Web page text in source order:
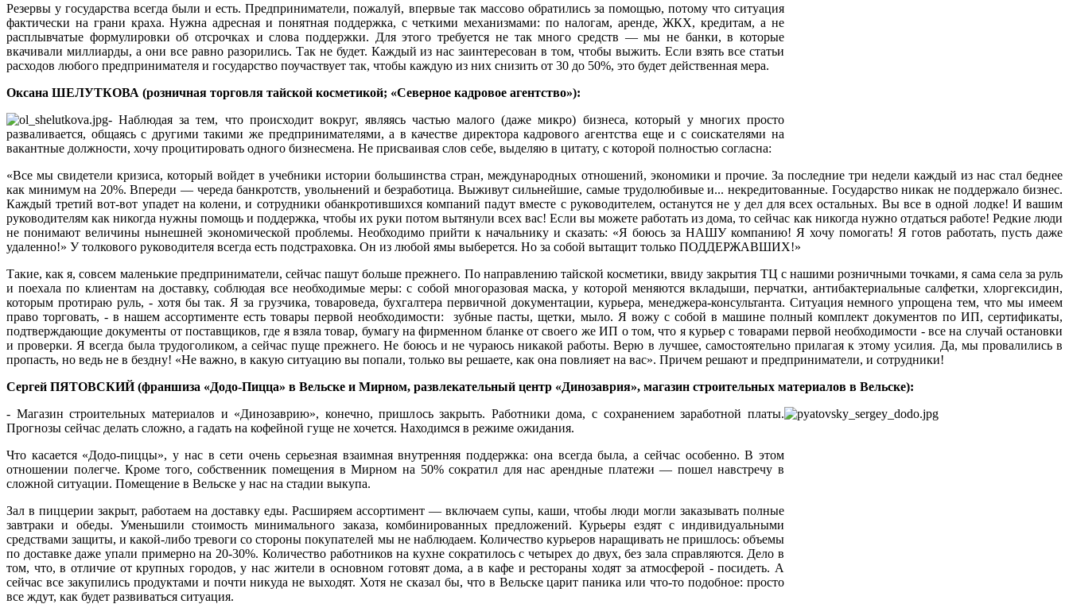
Резервы у государства всегда были и есть. Предприниматели, пожалуй, впервые так массово обратились за помощью, потому что ситуация
фактически на грани краха. Нужна адресная и понятная поддержка, с четкими механизмами: по налогам, аренде, ЖКХ, кредитам, а не
расплывчатые формулировки об отсрочках и слова поддержки. Для этого требуется не так много средств — мы не банки, в которые
вкачивали миллиарды, а они все равно разорились. Так не будет. Каждый из нас заинтересован в том, чтобы выжить. Если взять все статьи
расходов любого предпринимателя и государство поучаствует так, чтобы каждую из них снизить от 30 до 50%, это будет действенная мера.
Оксана ШЕЛУТКОВА (розничная торговля тайской косметикой; «Северное кадровое агентство»):
- Наблюдая за тем, что происходит вокруг, являясь частью малого (даже микро) бизнеса, который у многих просто
разваливается, общаясь с другими такими же предпринимателями, а в качестве директора кадрового агентства еще и с соискателями на
вакантные должности, хочу процитировать одного бизнесмена. Не присваивая слов себе, выделяю в цитату, с которой полностью согласна:
«Все мы свидетели кризиса, который войдет в учебники истории большинства стран, международных отношений, экономики и прочие. За последние три недели каждый из нас стал беднее
как минимум на 20%. Впереди — череда банкротств, увольнений и безработица. Выживут сильнейшие, самые трудолюбивые и... некредитованные. Государство никак не поддержало бизнес.
Каждый третий вот-вот упадет на колени, и сотрудники обанкротившихся компаний падут вместе с руководителем, останутся не у дел для всех остальных. Вы все в одной лодке! И вашим
руководителям как никогда нужны помощь и поддержка, чтобы их руки потом вытянули всех вас! Если вы можете работать из дома, то сейчас как никогда нужно отдаться работе! Редкие люди
не понимают величины нынешней экономической проблемы. Необходимо прийти к начальнику и сказать: «Я боюсь за НАШУ компанию! Я хочу помогать! Я готов работать, пусть даже
удаленно!» У толкового руководителя всегда есть подстраховка. Он из любой ямы выберется. Но за собой вытащит только ПОДДЕРЖАВШИХ!»
Такие, как я, совсем маленькие предприниматели, сейчас пашут больше прежнего. По направлению тайской косметики, ввиду закрытия ТЦ с нашими розничными точками, я сама села за руль
и поехала по клиентам на доставку, соблюдая все необходимые меры: с собой многоразовая маска, у которой меняются вкладыши, перчатки, антибактериальные салфетки, хлоргексидин,
которым протираю руль, - хотя бы так. Я за грузчика, товароведа, бухгалтера первичной документации, курьера, менеджера-консультанта. Ситуация немного упрощена тем, что мы имеем
право торговать, - в нашем ассортименте есть товары первой необходимости: зубные пасты, щетки, мыло. Я вожу с собой в машине полный комплект документов по ИП, сертификаты,
подтверждающие документы от поставщиков, где я взяла товар, бумагу на фирменном бланке от своего же ИП о том, что я курьер с товарами первой необходимости - все на случай остановки
и проверки. Я всегда была трудоголиком, а сейчас пуще прежнего. Не боюсь и не чураюсь никакой работы. Верю в лучшее, самостоятельно прилагая к этому усилия. Да, мы провалились в
пропасть, но ведь не в бездну! «Не важно, в какую ситуацию вы попали, только вы решаете, как она повлияет на вас». Причем решают и предприниматели, и сотрудники!
Сергей ПЯТОВСКИЙ (франшиза «Додо-Пицца» в Вельске и Мирном, развлекательный центр «Динозаврия», магазин строительных материалов в Вельске):
- Магазин строительных материалов и «Динозаврию», конечно, пришлось закрыть. Работники дома, с сохранением заработной платы.
Прогнозы сейчас делать сложно, а гадать на кофейной гуще не хочется. Находимся в режиме ожидания.
Что касается «Додо-пиццы», у нас в сети очень серьезная взаимная внутренняя поддержка: она всегда была, а сейчас особенно. В этом
отношении полегче. Кроме того, собственник помещения в Мирном на 50% сократил для нас арендные платежи — пошел навстречу в
сложной ситуации. Помещение в Вельске у нас на стадии выкупа.
Зал в пиццерии закрыт, работаем на доставку еды. Расширяем ассортимент — включаем супы, каши, чтобы люди могли заказывать полные
завтраки и обеды. Уменьшили стоимость минимального заказа, комбинированных предложений. Курьеры ездят с индивидуальными
средствами защиты, и какой-либо тревоги со стороны покупателей мы не наблюдаем. Количество курьеров наращивать не пришлось: объемы
по доставке даже упали примерно на 20-30%. Количество работников на кухне сократилось с четырех до двух, без зала справляются. Дело в
том, что, в отличие от крупных городов, у нас жители в основном готовят дома, а в кафе и рестораны ходят за атмосферой - посидеть. А
сейчас все закупились продуктами и почти никуда не выходят. Хотя не сказал бы, что в Вельске царит паника или что-то подобное: просто
все ждут, как будет развиваться ситуация.